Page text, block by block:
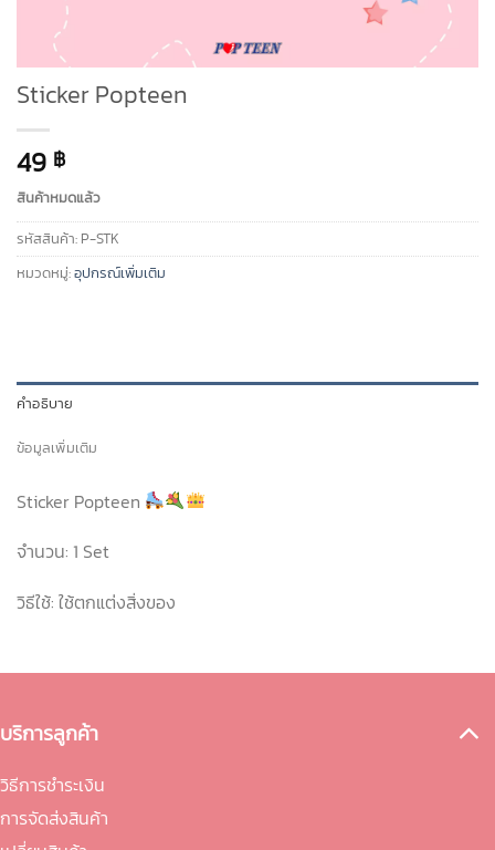
Sticker Popteen
49 ฿
สินค้าหมดแล้ว
รหัสสินค้า: P-STK
หมวดหมู่:อุปกรณ์เพิ่มเติม
คำอธิบาย
ข้อมูลเพิ่มเติม
Sticker Popteen
จำนวน: 1 Set
วิธีใช้: ใช้ตกแต่งสิ่งของ
บริการลูกค้า
วิธีการชำระเงิน
การจัดส่งสินค้า